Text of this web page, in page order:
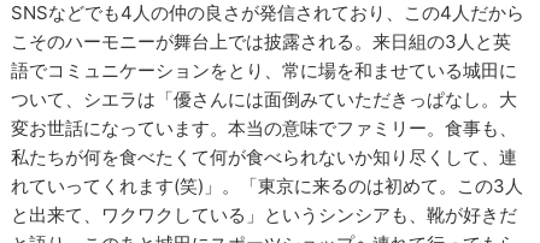
SNSなどでも4人の仲の良さが発信されており、この4人だから
こそのハーモニーが舞台上では披露される。来日組の3人と英
語でコミュニケーションをとり、常に場を和ませている城田に
ついて、シエラは「優さんには面倒みていただきっぱなし。大
変お世話になっています。本当の意味でファミリー。食事も、
私たちが何を食べたくて何が食べられないか知り尽くして、連
れていってくれます(笑)」。「東京に来るのは初めて。この3人
と出来て、ワクワクしている」というシンシアも、靴が好きだ